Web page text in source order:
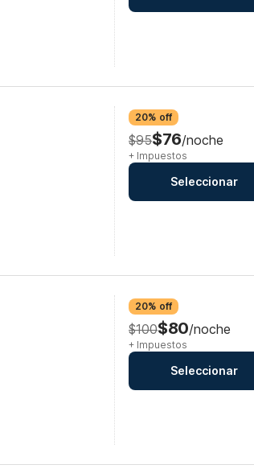
20% off
$95$76/noche
+ Impuestos
Seleccionar
20% off
$100$80/noche
+ Impuestos
Seleccionar